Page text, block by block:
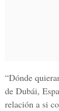
“Dónde
de Dubái,
relación a si